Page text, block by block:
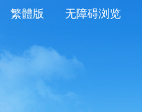
繁體版 无障碍浏览